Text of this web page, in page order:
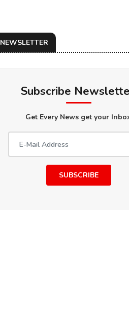
NEWSLETTER
Subscribe
Get Every News get your
SUBSCRIBE